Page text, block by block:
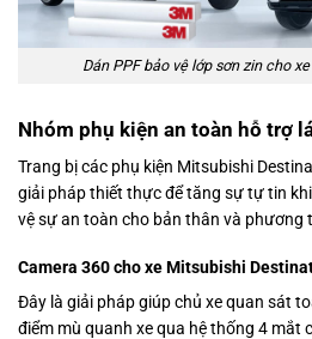
Dán PPF bảo vệ lớp sơn zin cho
Nhóm phụ kiện an toàn hỗ trợ
Trang bị các phụ kiện Mitsubishi
giải pháp thiết thực để tăng sự tự tin
vệ sự an toàn cho bản thân và phương
Camera 360 cho xe Mitsubishi
Đây là giải pháp giúp chủ xe quan sát
điểm mù quanh xe qua hệ thống 4 mắt